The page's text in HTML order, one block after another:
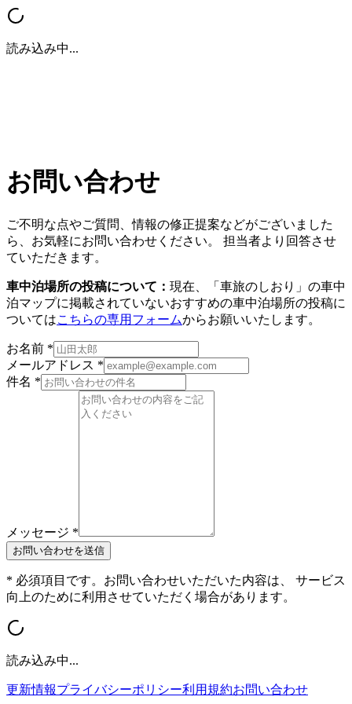
読み込み中...
お問い合わせ
ご不明な点やご質問、情報の修正提案などがございました
ら、お気軽にお問い合わせください。 担当者より回答させ
ていただきます。
車中泊場所の投稿について： 現在、「車旅のしおり」の車中
泊マップに掲載されていないおすすめの車中泊場所の投稿に
ついてはこちらの専用フォームからお願いいたします。
お名前 *
メールアドレス *
件名 *
メッセージ *
お問い合わせを送信
* 必須項目です。お問い合わせいただいた内容は、 サービス
向上のために利用させていただく場合があります。
読み込み中...
更新情報プライバシーポリシー利用規約お問い合わせ